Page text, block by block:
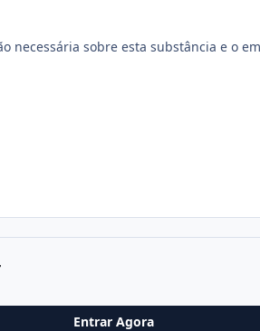
necessária sobre esta substância e o
Entrar Agora